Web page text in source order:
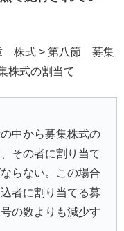
株式 > 第八節 募集
株式の割当て
中から募集株式の
その者に割り当て
らない。この場合
者に割り当てる募
の数よりも減少す